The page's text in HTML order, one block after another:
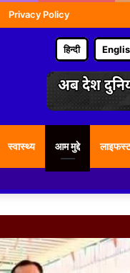
Privacy Policy
हिन्दी
स्वास्थ्य आम मुद्दे